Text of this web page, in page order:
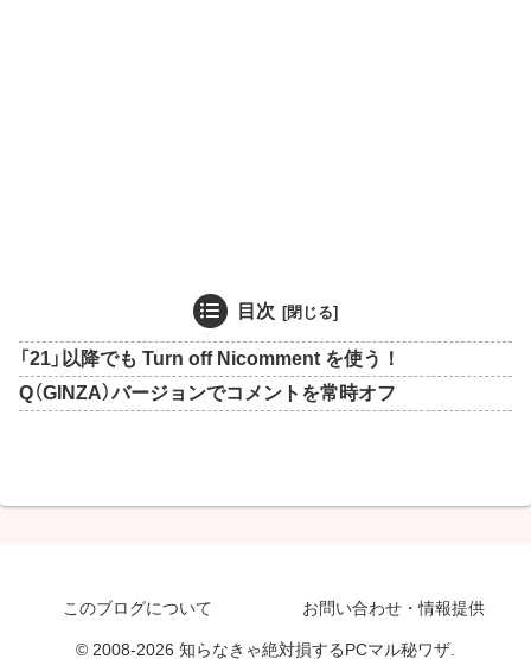
目次
「21」以降でも Turn off Nicomment を使う！
Q（GINZA）バージョンでコメントを常時オフ
このブログについて お問い合わせ・情報提供
© 2008-2026 知らなきゃ絶対損するPCマル秘ワザ.